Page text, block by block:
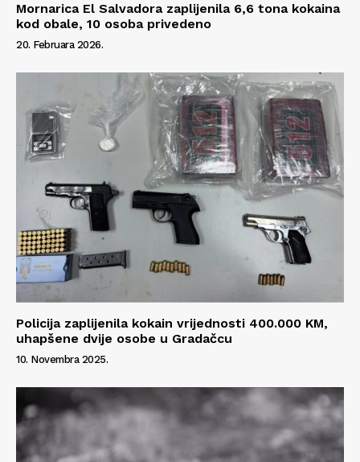
Mornarica El Salvadora zaplijenila 6,6 tona kokaina
kod obale, 10 osoba privedeno
20. Februara 2026.
Policija zaplijenila kokain vrijednosti 400.000 KM,
uhapšene dvije osobe u Gradačcu
10. Novembra 2025.